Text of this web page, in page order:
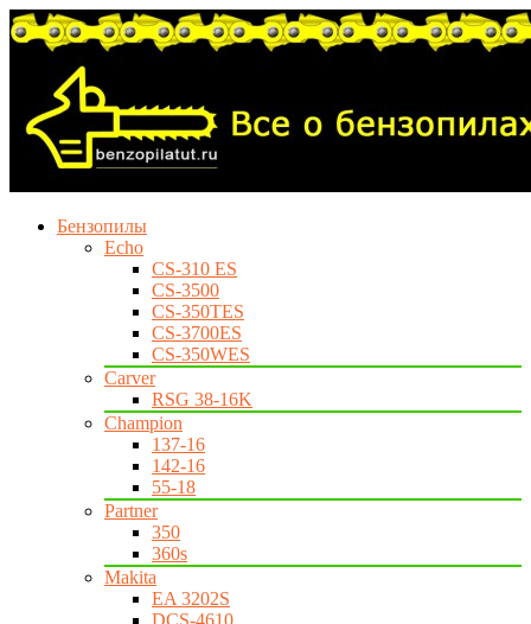
Бензопилы
Echo
CS-310 ES
CS-3500
CS-350TES
CS-3700ES
CS-350WES
Carver
RSG 38-16K
Champion
137-16
142-16
55-18
Partner
350
360s
Makita
EA 3202S
DCS-4610